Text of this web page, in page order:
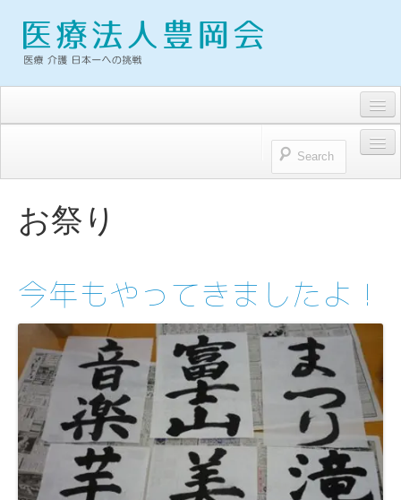
お問い合わせ
医療法人豊岡会
理事長雑感
浜松とよおか病院
豊橋元町病院
入院透析について
透析センターご紹介
お祭り
今年もやってきましたよ！